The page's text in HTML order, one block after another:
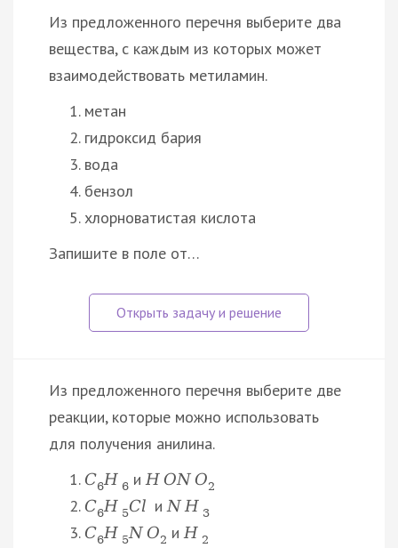
Из предложенного перечня выберите два
вещества, с каждым из которых может
взаимодействовать метиламин.
метан
гидроксид бария
вода
бензол
хлорноватистая кислота
Запишите в поле от…
Из предложенного перечня выберите две
реакции, которые можно использовать
для получения анилина.
C6H 6 иH ON O2
C6H 5Cl иN H 3
C6H 5N O2 иH 2